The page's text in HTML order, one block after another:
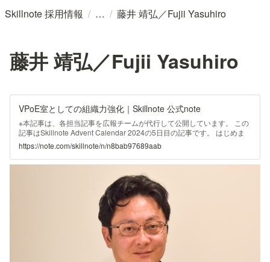
Skillnote 採用情報 / / 藤井 靖弘／Fujii Yasuhiro
藤井 靖弘／Fujii Yasuhiro
VPoE室としての組織力強化｜Skillnote 公式note
※本記事は、各担当記事を広報チームが代行して公開しています。 この
記事はSkillnote Advent Calendar 2024の5日目の記事です。 はじめま
して、VPoE室にてリーダーを担当している藤井です。 Skillnote Advent
Calendar5日目は、VPoE室の役割、現在私が着手している組織力強化
について書いていこうと思います。 簡単な自己紹介 前職は株式会社ラ
クスにてインフラ開発部の副部長。Skillnoteの理念に強く共感し2024
年10月にジョインしました。趣味は冬山登山、世界で羽ばたく
BABYMETALをこよなく愛しています。 VPoEの定
https://note.com/skillnote/n/n8bab97689aab